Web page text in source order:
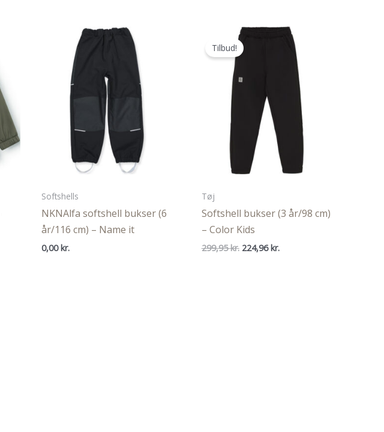
Softshells
NKNAlfa softshell bukser (6
år/116 cm) – Name it
0,00kr.
Tilbud!
Tøj
Softshell bukser (3 år/98 cm)
– Color Kids
299,95kr. Den
224,96kr.Den